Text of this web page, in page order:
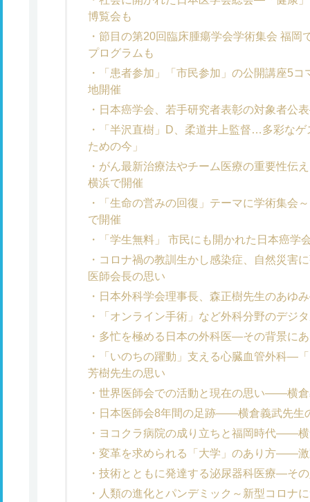
博覧会も
節目の第20回臨床腫瘍学会学術集会 福
プログラムも
「患者参加」「市民参加」の公開講座5
地開催
日本癌学会、若手研究者表彰の対象者公
「半沢直樹」D、柔道井上監督…多彩な
ための今」
がん最新治療法やチーム医療の重要性伝
横浜で開催
「生命の営みの回復」テーマに学術集会
で開催
「学生無料」 市民にも開かれた日本癌学
コロナ禍の教訓生かし感染症、自然災害
医師会長の思い
日本外科学会理事長、森正樹先生のあゆ
「オンライン手術」など外科分野のデジ
多忙を極める日本の外科医―その背景に
「いのちの躍動」支える心臓血管外科―
芳樹先生の思い
世界医師会での活動と現在の思い――横
日本医師会8年間の足跡――横倉義武先生
ヨコクラ病院の成り立ちと福岡時代――
変革を求められる「大学」のあり方――
技術とともに発達する泌尿器科医療―そ
人類の進化とパンデミック～新型コロナ